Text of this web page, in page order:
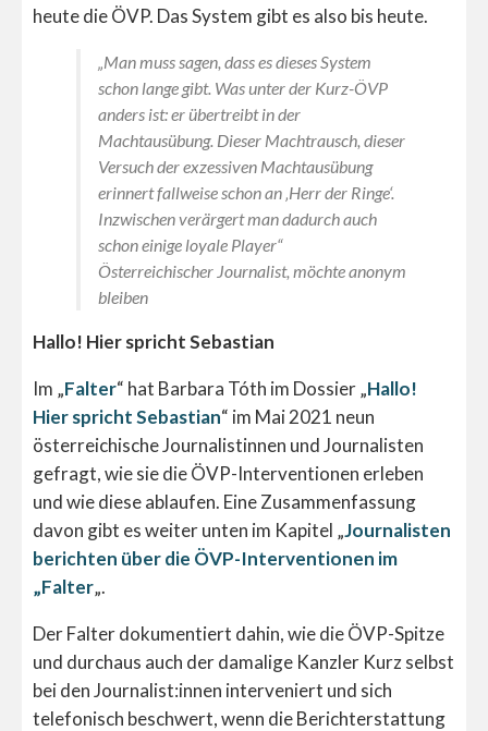
heute die ÖVP. Das System gibt es also bis heute.
„Man muss sagen, dass es dieses System
schon lange gibt. Was unter der Kurz-ÖVP
anders ist: er übertreibt in der
Machtausübung. Dieser Machtrausch, dieser
Versuch der exzessiven Machtausübung
erinnert fallweise schon an ‚Herr der Ringe‘.
Inzwischen verärgert man dadurch auch
schon einige loyale Player“
Österreichischer Journalist, möchte anonym
bleiben
Hallo! Hier spricht Sebastian
Im „Falter“ hat Barbara Tóth im Dossier „Hallo!
Hier spricht Sebastian“ im Mai 2021 neun
österreichische Journalistinnen und Journalisten
gefragt, wie sie die ÖVP-Interventionen erleben
und wie diese ablaufen. Eine Zusammenfassung
davon gibt es weiter unten im Kapitel „Journalisten
berichten über die ÖVP-Interventionen im
„Falter„.
Der Falter dokumentiert dahin, wie die ÖVP-Spitze
und durchaus auch der damalige Kanzler Kurz selbst
bei den Journalist:innen interveniert und sich
telefonisch beschwert, wenn die Berichterstattung